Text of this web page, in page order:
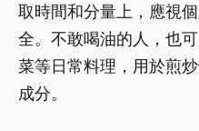
取時間和分量上，應視
全。不敢喝油的人，也
菜等日常料理，用於煎
成分。